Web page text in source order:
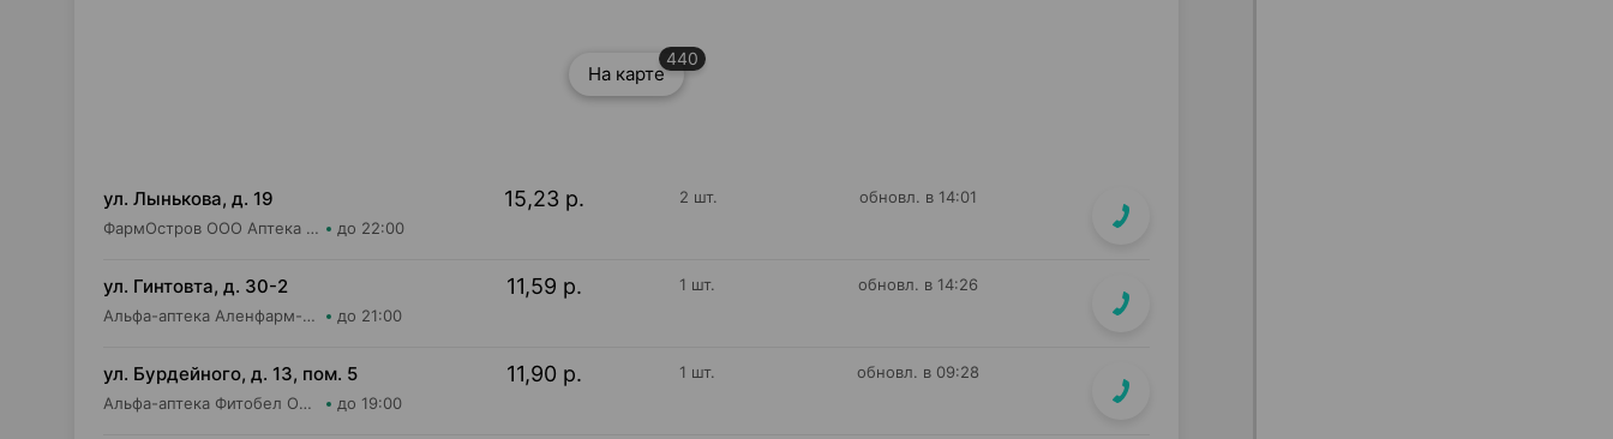
На карте
440
ул. Лынькова, д. 19
ФармОстров ООО Аптека №7 на Лынькова до 22:00
15,23 р. 2 шт. обновл. в 14:01
ул. Гинтовта, д. 30-2
Альфа-аптека Аленфарм-Плюс ОДО Аптека №16 до 21:00
11,59 р. 1 шт. обновл. в 14:26
ул. Бурдейного, д. 13, пом. 5
Альфа-аптека Фитобел ООО Аптека №1 до 19:00
11,90 р. 1 шт. обновл. в 09:28